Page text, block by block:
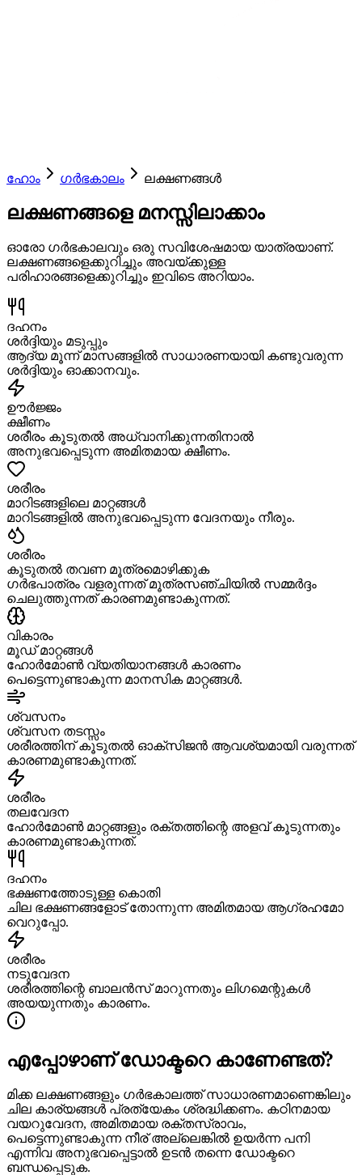
ഹോം ഗർഭകാലം ലക്ഷണങ്ങൾ
ലക്ഷണങ്ങളെ മനസ്സിലാക്കാം
ഓരോ ഗർഭകാലവും ഒരു സവിശേഷമായ യാത്രയാണ്.
ലക്ഷണങ്ങളെക്കുറിച്ചും അവയ്ക്കുള്ള
പരിഹാരങ്ങളെക്കുറിച്ചും ഇവിടെ അറിയാം.
ദഹനം
ശർദ്ദിയും മടുപ്പും
ആദ്യ മൂന്ന് മാസങ്ങളിൽ സാധാരണയായി കണ്ടുവരുന്ന
ശർദ്ദിയും ഓക്കാനവും.
ഊർജ്ജം
ക്ഷീണം
ശരീരം കൂടുതൽ അധ്വാനിക്കുന്നതിനാൽ
അനുഭവപ്പെടുന്ന അമിതമായ ക്ഷീണം.
ശരീരം
മാറിടങ്ങളിലെ മാറ്റങ്ങൾ
മാറിടങ്ങളിൽ അനുഭവപ്പെടുന്ന വേദനയും നീരും.
ശരീരം
കൂടുതൽ തവണ മൂത്രമൊഴിക്കുക
ഗർഭപാത്രം വളരുന്നത് മൂത്രസഞ്ചിയിൽ സമ്മർദ്ദം
ചെലുത്തുന്നത് കാരണമുണ്ടാകുന്നത്.
വികാരം
മൂഡ് മാറ്റങ്ങൾ
ഹോർമോൺ വ്യതിയാനങ്ങൾ കാരണം
പെട്ടെന്നുണ്ടാകുന്ന മാനസിക മാറ്റങ്ങൾ.
ശ്വസനം
ശ്വസന തടസ്സം
ശരീരത്തിന് കൂടുതൽ ഓക്സിജൻ ആവശ്യമായി വരുന്നത്
കാരണമുണ്ടാകുന്നത്.
ശരീരം
തലവേദന
ഹോർമോൺ മാറ്റങ്ങളും രക്തത്തിന്റെ അളവ് കൂടുന്നതും
കാരണമുണ്ടാകുന്നത്.
ദഹനം
ഭക്ഷണത്തോടുള്ള കൊതി
ചില ഭക്ഷണങ്ങളോട് തോന്നുന്ന അമിതമായ ആഗ്രഹമോ
വെറുപ്പോ.
ശരീരം
നടുവേദന
ശരീരത്തിന്റെ ബാലൻസ് മാറുന്നതും ലിഗമെന്റുകൾ
അയയുന്നതും കാരണം.
എപ്പോഴാണ് ഡോക്ടറെ കാണേണ്ടത്?
മിക്ക ലക്ഷണങ്ങളും ഗർഭകാലത്ത് സാധാരണമാണെങ്കിലും
ചില കാര്യങ്ങൾ പ്രത്യേകം ശ്രദ്ധിക്കണം. കഠിനമായ
വയറുവേദന, അമിതമായ രക്തസ്രാവം,
പെട്ടെന്നുണ്ടാകുന്ന നീര് അല്ലെങ്കിൽ ഉയർന്ന പനി
എന്നിവ അനുഭവപ്പെട്ടാൽ ഉടൻ തന്നെ ഡോക്ടറെ
ബന്ധപ്പെടുക.